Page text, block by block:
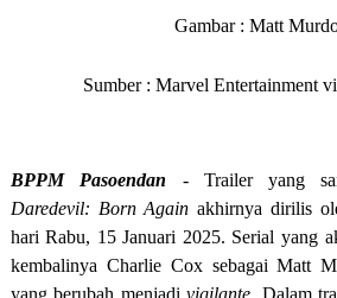
Gambar : Matt
Sumber : Marvel Entertainment
BPPM Pasoendan - Trailer yang
Daredevil: Born Again akhirnya dirilis
hari Rabu, 15 Januari 2025. Serial yang
kembalinya Charlie Cox sebagai Matt
yang berubah menjadivigilante. Dalam